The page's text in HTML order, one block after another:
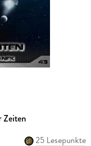
Zeiten
25 Lesepunkte